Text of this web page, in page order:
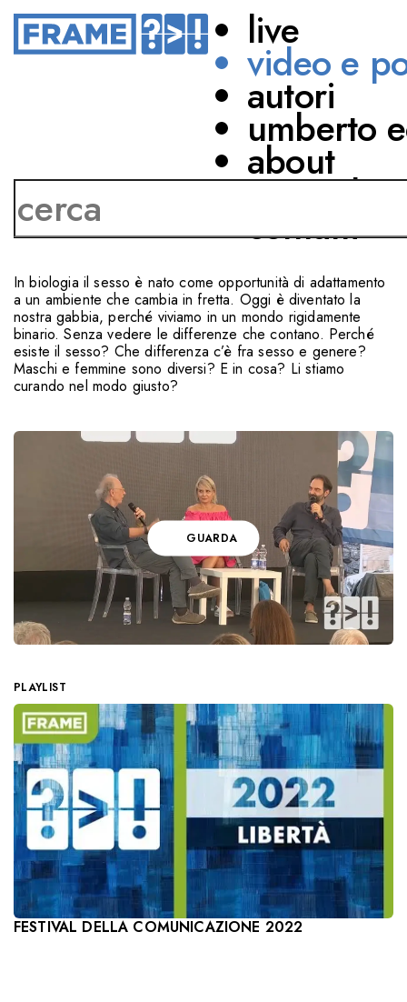
live
video e
autori
umberto
about
network
contatti
PARITÀ DI GENERE
LIBERTÀ E CORPO
CON
Antonella Viola
Neri Marcorè
In biologia il sesso è nato come opportunità di adattamento
a un ambiente che cambia in fretta. Oggi è diventato la
nostra gabbia, perché viviamo in un mondo rigidamente
binario. Senza vedere le differenze che contano. Perché
esiste il sesso? Che differenza c’è fra sesso e genere?
Maschi e femmine sono diversi? E in cosa? Li stiamo
curando nel modo giusto?
GUARDA
PLAYLIST
FESTIVAL DELLA COMUNICAZIONE 2022